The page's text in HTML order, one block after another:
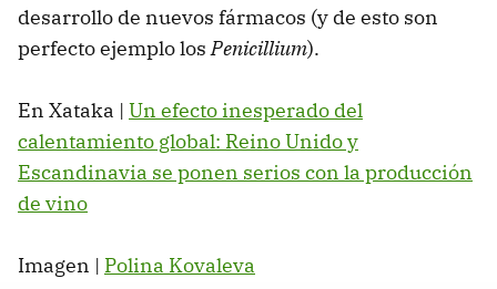
desarrollo de nuevos fármacos (y de esto son
perfecto ejemplo losPenicillium).
En Xataka | Un efecto inesperado del
calentamiento global: Reino Unido y
Escandinavia se ponen serios con la producción
de vino
Imagen | Polina Kovaleva